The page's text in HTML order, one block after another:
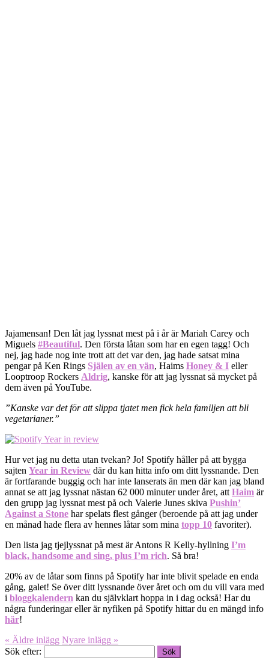
Jajamensan! Den låt jag lyssnat mest på i år är Mariah Carey och
Miguels #Beautiful. Den första låtan som har en egen tagg! Och
nej, jag hade nog inte trott att det var den, jag hade satsat mina
pengar på Ken Rings Själen av en vän, Haims Honey & I eller
Looptroop Rockers Aldrig, kanske för att jag lyssnat så mycket på
dem även på YouTube.
”Kanske var det för att slippa tjatet men fick hela familjen att bli
vegetarianer.”
Hur vet jag nu detta utan tvekan? Jo! Spotify håller på att bygga
sajten Year in Review där du kan hitta info om ditt lyssnande. Den
är fortfarande buggig och har inte lanserats än men där kan jag bland
annat se att jag lyssnat nästan 62 000 minuter under året, att Haim är
den grupp jag lyssnat mest på och Valerie Junes skiva Pushin’
Against a Stone har spelats flest gånger (beroende på att jag under
en månad hade flera av hennes låtar som mina topp 10 favoriter).
Den lista jag tjejlyssnat på mest är Antons R Kelly-hyllning I’m
black, handsome and sing, plus I’m rich. Så bra!
20% av de låtar som finns på Spotify har inte blivit spelade en enda
gång, galet! Se över ditt lyssnande över året och om du vill vara med
i bloggkalendern kan du självklart hoppa in i dag också! Har du
några funderingar eller är nyfiken på Spotify hittar du en mängd info
här!
« Äldre inlägg Nyare inlägg »
Sök efter: